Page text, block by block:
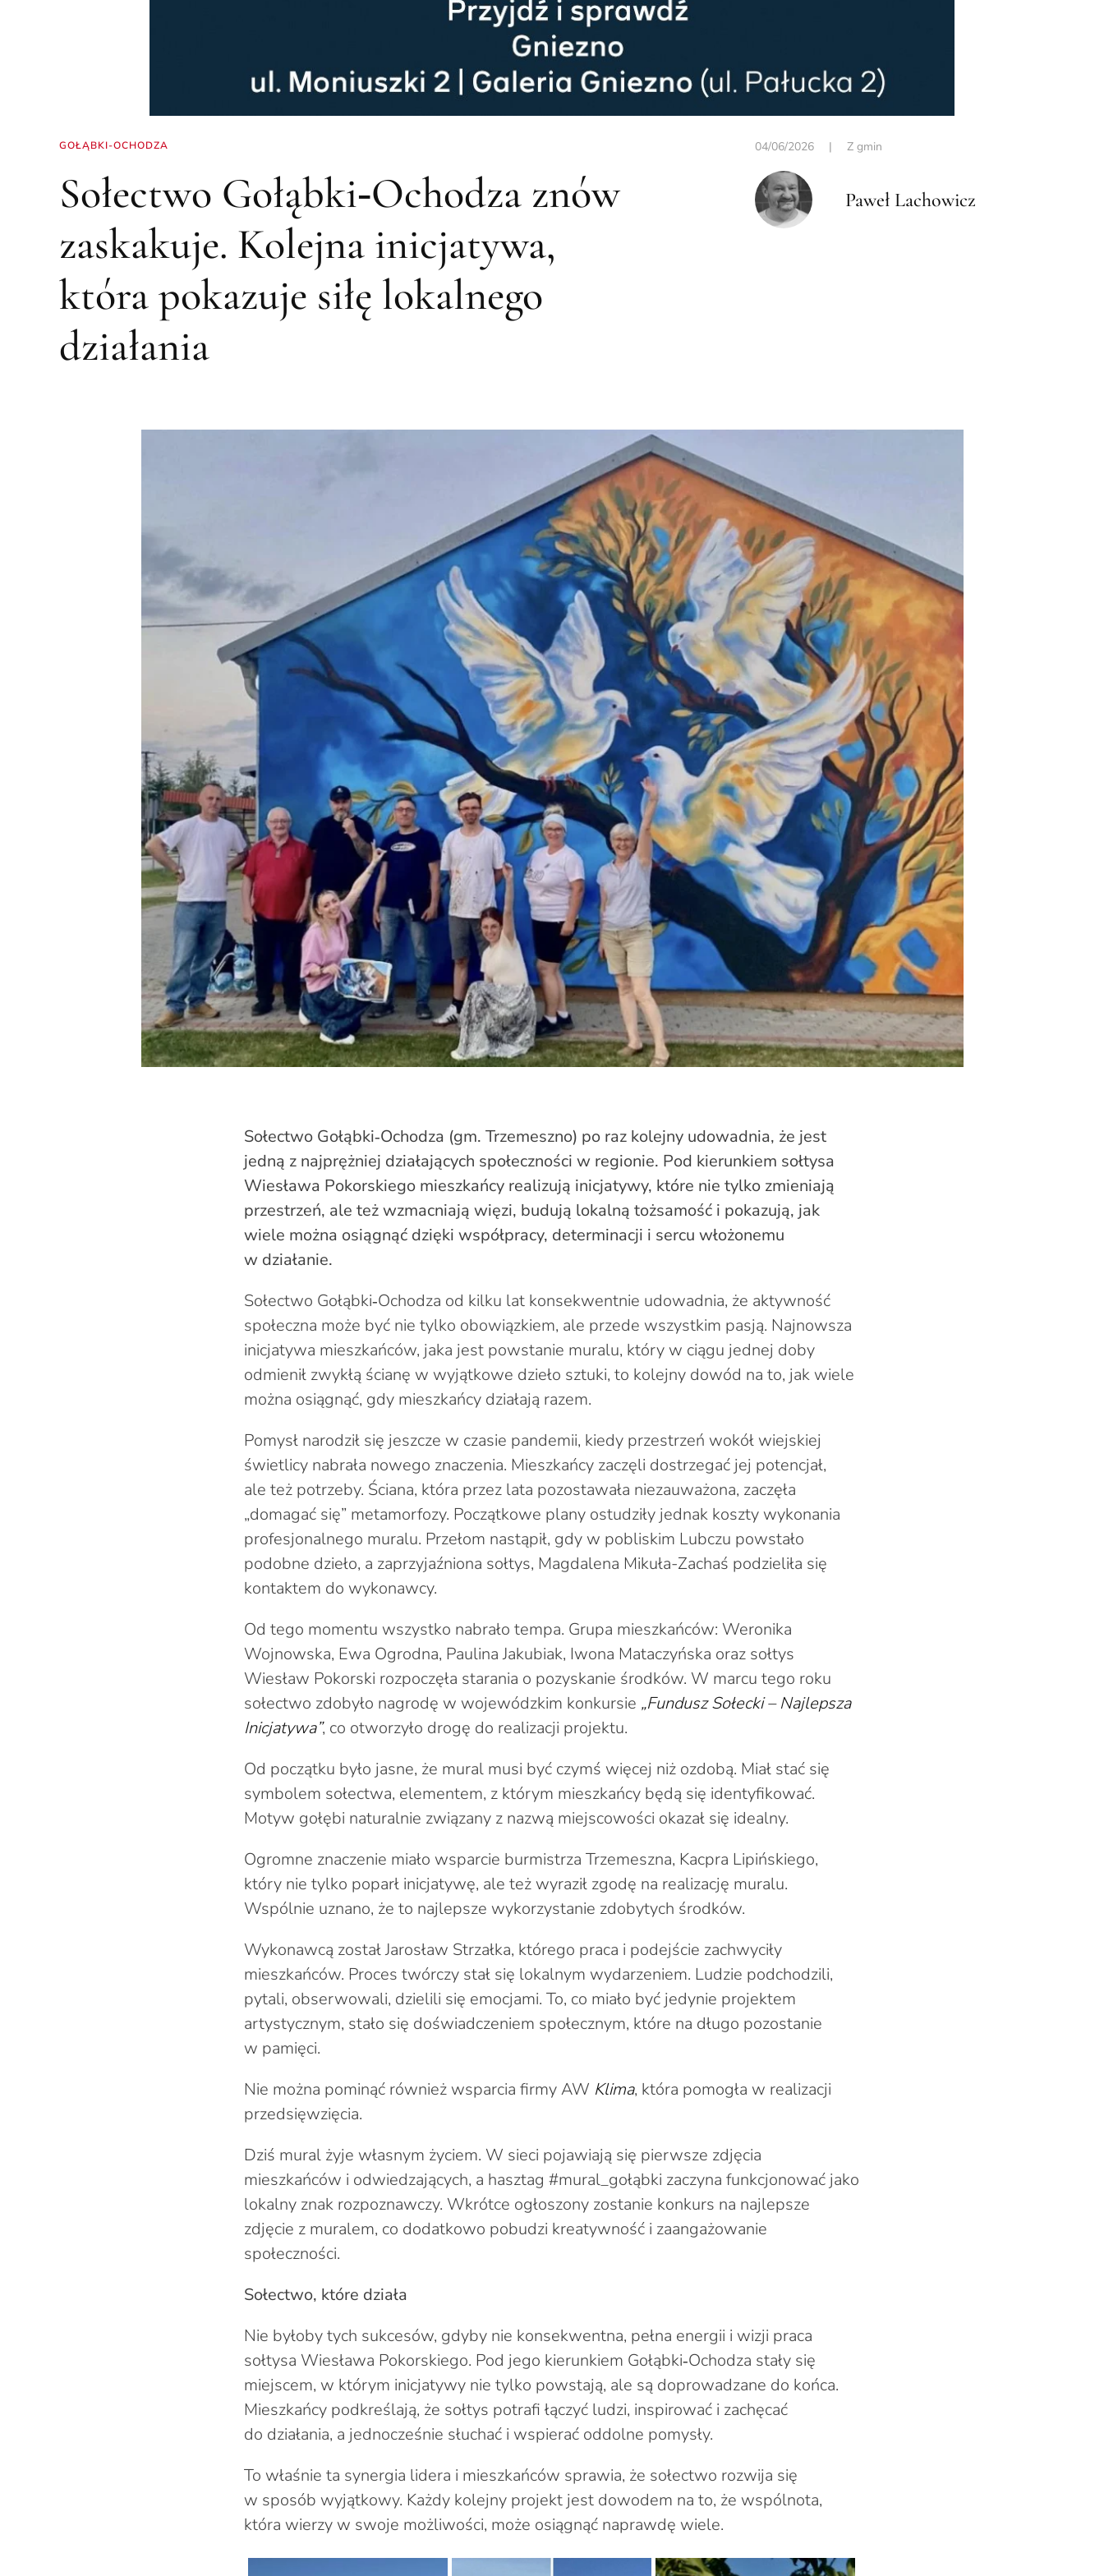
GOŁĄBKI-OCHODZA
Sołectwo Gołąbki‑Ochodza znów
zaskakuje. Kolejna inicjatywa,
która pokazuje siłę lokalnego
działania
04/06/2026| Z gmin
Paweł Lachowicz
Sołectwo Gołąbki‑Ochodza (gm. Trzemeszno) po raz kolejny udowadnia, że jest
jedną z najprężniej działających społeczności w regionie. Pod kierunkiem sołtysa
Wiesława Pokorskiego mieszkańcy realizują inicjatywy, które nie tylko zmieniają
przestrzeń, ale też wzmacniają więzi, budują lokalną tożsamość i pokazują, jak
wiele można osiągnąć dzięki współpracy, determinacji i sercu włożonemu
w działanie.
Sołectwo Gołąbki‑Ochodza od kilku lat konsekwentnie udowadnia, że aktywność
społeczna może być nie tylko obowiązkiem, ale przede wszystkim pasją. Najnowsza
inicjatywa mieszkańców, jaka jest powstanie muralu, który w ciągu jednej doby
odmienił zwykłą ścianę w wyjątkowe dzieło sztuki, to kolejny dowód na to, jak wiele
można osiągnąć, gdy mieszkańcy działają razem.
Pomysł narodził się jeszcze w czasie pandemii, kiedy przestrzeń wokół wiejskiej
świetlicy nabrała nowego znaczenia. Mieszkańcy zaczęli dostrzegać jej potencjał,
ale też potrzeby. Ściana, która przez lata pozostawała niezauważona, zaczęła
„domagać się” metamorfozy. Początkowe plany ostudziły jednak koszty wykonania
profesjonalnego muralu. Przełom nastąpił, gdy w pobliskim Lubczu powstało
podobne dzieło, a zaprzyjaźniona sołtys, Magdalena Mikuła-Zachaś podzieliła się
kontaktem do wykonawcy.
Od tego momentu wszystko nabrało tempa. Grupa mieszkańców: Weronika
Wojnowska, Ewa Ogrodna, Paulina Jakubiak, Iwona Mataczyńska oraz sołtys
Wiesław Pokorski rozpoczęła starania o pozyskanie środków. W marcu tego roku
sołectwo zdobyło nagrodę w wojewódzkim konkursie „Fundusz Sołecki – Najlepsza
Inicjatywa”, co otworzyło drogę do realizacji projektu.
Od początku było jasne, że mural musi być czymś więcej niż ozdobą. Miał stać się
symbolem sołectwa, elementem, z którym mieszkańcy będą się identyfikować.
Motyw gołębi naturalnie związany z nazwą miejscowości okazał się idealny.
Ogromne znaczenie miało wsparcie burmistrza Trzemeszna, Kacpra Lipińskiego,
który nie tylko poparł inicjatywę, ale też wyraził zgodę na realizację muralu.
Wspólnie uznano, że to najlepsze wykorzystanie zdobytych środków.
Wykonawcą został Jarosław Strzałka, którego praca i podejście zachwyciły
mieszkańców. Proces twórczy stał się lokalnym wydarzeniem. Ludzie podchodzili,
pytali, obserwowali, dzielili się emocjami. To, co miało być jedynie projektem
artystycznym, stało się doświadczeniem społecznym, które na długo pozostanie
w pamięci.
Nie można pominąć również wsparcia firmy AW Klima, która pomogła w realizacji
przedsięwzięcia.
Dziś mural żyje własnym życiem. W sieci pojawiają się pierwsze zdjęcia
mieszkańców i odwiedzających, a hasztag #mural_gołąbki zaczyna funkcjonować jako
lokalny znak rozpoznawczy. Wkrótce ogłoszony zostanie konkurs na najlepsze
zdjęcie z muralem, co dodatkowo pobudzi kreatywność i zaangażowanie
społeczności.
Sołectwo, które działa
Nie byłoby tych sukcesów, gdyby nie konsekwentna, pełna energii i wizji praca
sołtysa Wiesława Pokorskiego. Pod jego kierunkiem Gołąbki‑Ochodza stały się
miejscem, w którym inicjatywy nie tylko powstają, ale są doprowadzane do końca.
Mieszkańcy podkreślają, że sołtys potrafi łączyć ludzi, inspirować i zachęcać
do działania, a jednocześnie słuchać i wspierać oddolne pomysły.
To właśnie ta synergia lidera i mieszkańców sprawia, że sołectwo rozwija się
w sposób wyjątkowy. Każdy kolejny projekt jest dowodem na to, że wspólnota,
która wierzy w swoje możliwości, może osiągnąć naprawdę wiele.